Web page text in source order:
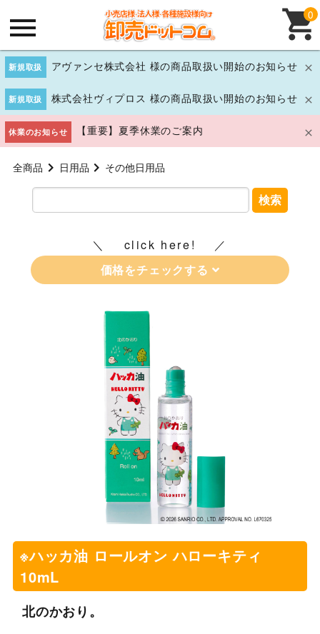
新規取扱 アヴァンセ株式会社 様の商品取扱い開始のお知らせ
新規取扱 株式会社ヴィプロス 様の商品取扱い開始のお知らせ
休業のお知らせ 【重要】夏季休業のご案内
0
全商品 日用品 その他日用品
検索
click here!
価格をチェックする
※ハッカ油 ロールオン ハローキティ
10mL
北のかおり。